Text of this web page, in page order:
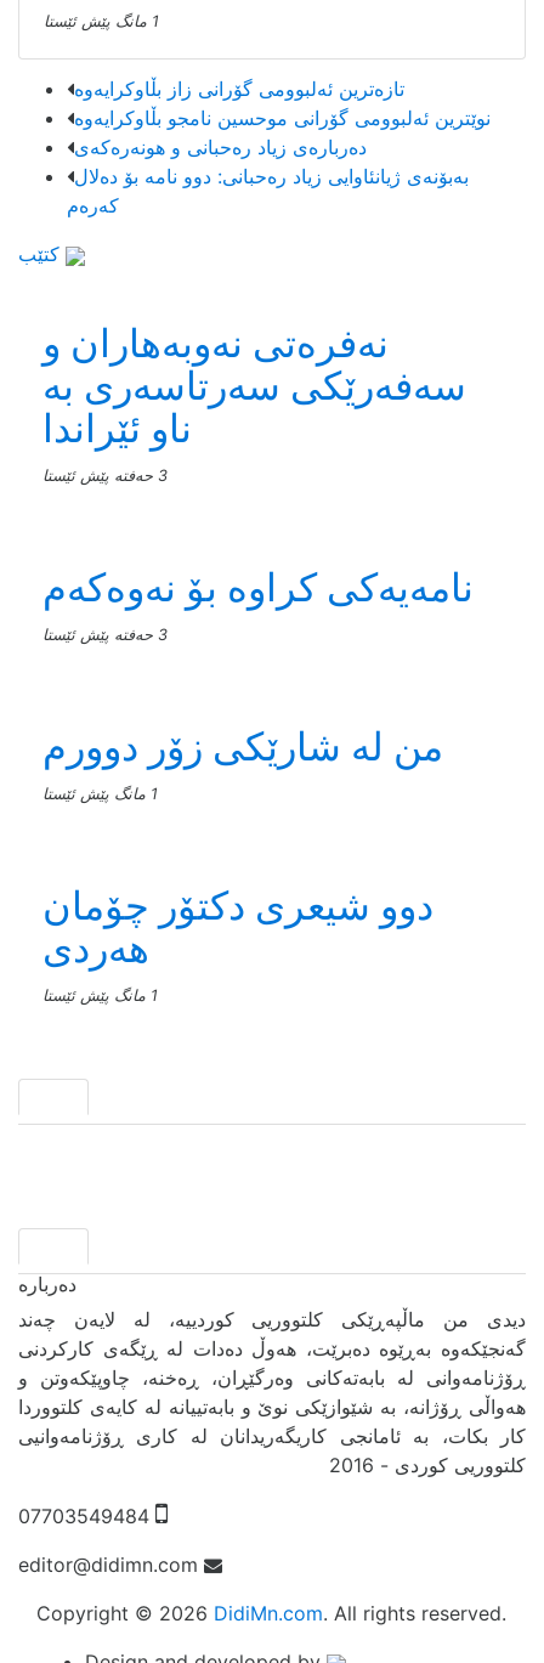
1 مانگ پێش ئێستا
بەبۆنەی ژیانئاوایی زیاد رەحبانی: دوو نامە بۆ دەلال
نەفرەتی نەوبەهاران و
سەفەرێکی سەرتاسەری بە
ناو ئێراندا
3 حەفتە پێش ئێستا
نامەیەکی کراوە بۆ نەوەکەم
3 حەفتە پێش ئێستا
من له‌ شارێکی زۆر دوورم
1 مانگ پێش ئێستا
دوو شیعری دکتۆر چۆمان
هەردی
1 مانگ پێش ئێستا
دیدی من ماڵپەڕێکی کلتووریی کوردییە، لە لایەن چەند
گەنجێكه‌وه‌ بەڕێوە دەبرێت، هەوڵ دەدات لە ڕێگەی کارکردنی
ڕۆژنامەوانی لە بابەتەکانی وەرگێڕان، ڕەخنە، چاوپێکەوتن و
هەواڵی ڕۆژانە، بە شێوازێکی نوێ و بابەتییانە لە کایەی کلتووردا
کار بکات، بە ئامانجی کاریگەریدانان لە کاری ڕۆژنامەوانیی
کلتووریی کوردی - 2016
07703549484
editor@didimn.com
Copyright © 2026 DidiMn.com. All rights reserved.